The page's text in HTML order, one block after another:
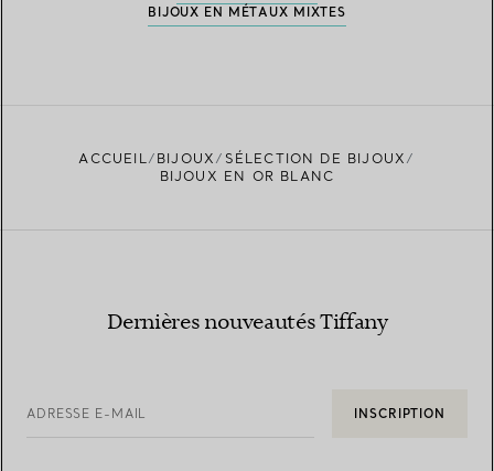
BIJOUX EN MÉTAUX MIXTES
ACCUEIL BIJOUX
SÉLECTION DE BIJOUX
BIJOUX EN OR BLANC
Dernières nouveautés Tiffany
ADRESSE E-MAIL INSCRIPTION